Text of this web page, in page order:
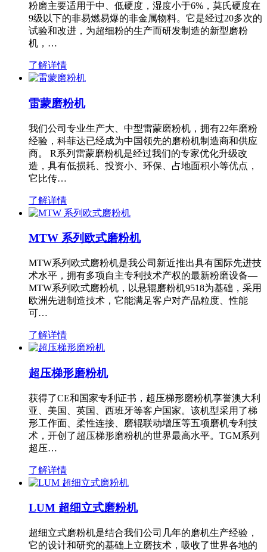
粉磨主要适用于中、低硬度，湿度小于6%，莫氏硬度在
9级以下的非易燃易爆的非金属物料。它是经过20多次的
试验和改进，为超细粉的生产而研发制造的新型磨粉
机，…
了解详情
雷蒙磨粉机
我们公司专业生产大、中型雷蒙磨粉机，拥有22年磨粉
经验，科菲达已经成为中国领先的磨粉机制造商和供应
商。 R系列雷蒙磨粉机是经过我们的专家优化升级改
造，具有低损耗、投资小、环保、占地面积小等优点，
它比传…
了解详情
MTW 系列欧式磨粉机
MTW系列欧式磨粉机是我公司新近推出具有国际先进技
术水平，拥有多项自主专利技术产权的最新粉磨设备—
MTW系列欧式磨粉机，以悬辊磨粉机9518为基础，采用
欧洲先进制造技术，它能满足客户对产品粒度、性能
可…
了解详情
超压梯形磨粉机
获得了CE和国家专利证书，超压梯形磨粉机享誉澳大利
亚、美国、英国、西班牙等客户国家。该机型采用了梯
形工作面、柔性连接、磨辊联动增压等五项磨机专利技
术，开创了超压梯形磨粉机的世界最高水平。TGM系列
超压…
了解详情
LUM 超细立式磨粉机
超细立式磨粉机是结合我们公司几年的磨机生产经验，
它的设计和研究的基础上立磨技术，吸收了世界各地的